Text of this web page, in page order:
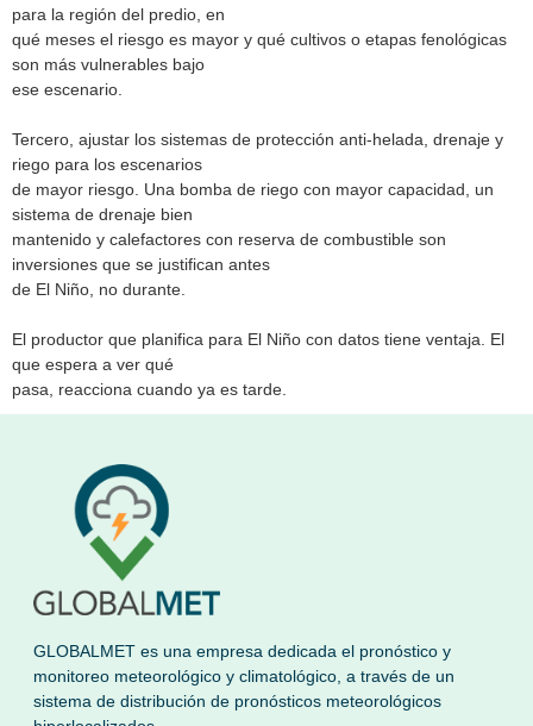
para la región del predio, en
qué meses el riesgo es mayor y qué cultivos o etapas fenológicas
son más vulnerables bajo
ese escenario.
Tercero, ajustar los sistemas de protección anti-helada, drenaje y
riego para los escenarios
de mayor riesgo. Una bomba de riego con mayor capacidad, un
sistema de drenaje bien
mantenido y calefactores con reserva de combustible son
inversiones que se justifican antes
de El Niño, no durante.
El productor que planifica para El Niño con datos tiene ventaja. El
que espera a ver qué
pasa, reacciona cuando ya es tarde.
GLOBALMET es una empresa dedicada el pronóstico y
monitoreo meteorológico y climatológico, a través de un
sistema de distribución de pronósticos meteorológicos